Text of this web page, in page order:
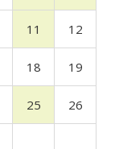
11 12
18 19
25 26